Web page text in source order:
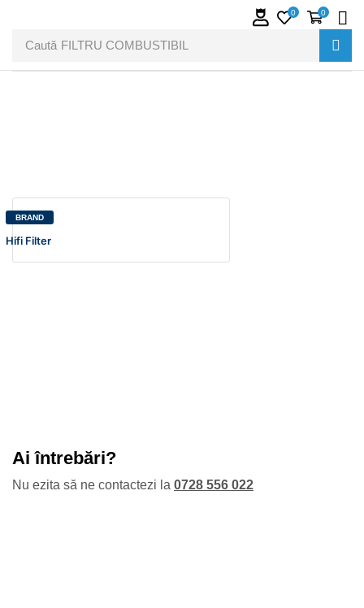
Caută FILTRU COMBUSTIBIL
0 0
BRAND
Hifi Filter
Ai întrebări?
Nu ezita să ne contactezi la 0728 556 022